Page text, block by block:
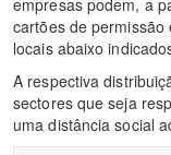
empresas podem, a
cartões de
locais abaixo
A respectiva
sectores que seja
uma distância social